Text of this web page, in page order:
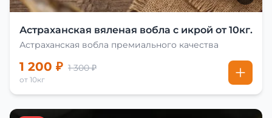
Астраханская вяленая вобла с икрой от 10кг.
Астраханская вобла премиального качества
1 200 ₽ 1 300 ₽
от 10кг